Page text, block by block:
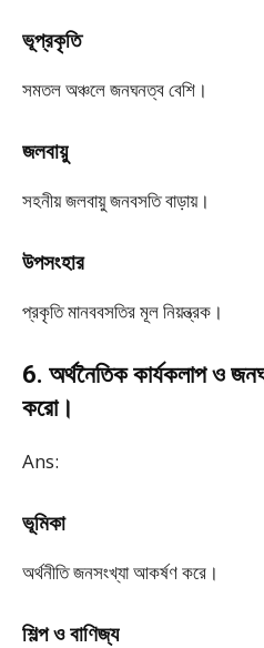
ভূপ্রকৃতি
সমতল অঞ্চলে জনঘনত্ব বেশি।
জলবায়ু
সহনীয় জলবায়ু জনবসতি বাড়ায়।
উপসংহার
প্রকৃতি মানববসতির মূল নিয়ন্ত্রক।
6. অর্থনৈতিক কার্যকলাপ ও
করো।
Ans:
ভূমিকা
অর্থনীতি জনসংখ্যা আকর্ষণ করে।
শিল্প ও বাণিজ্য